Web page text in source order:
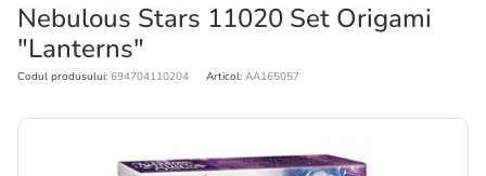
Nebulous Stars 11020 Set Origami
"Lanterns"
Codul produsului: 694704110204 Articol: AA165057